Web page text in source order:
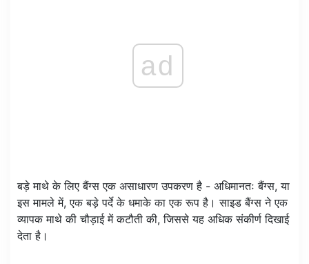
ad
बड़े माथे के लिए बैंग्स एक असाधारण उपकरण है - अधिमानतः बैंग्स, या
इस मामले में, एक बड़े पर्दे के धमाके का एक रूप है। साइड बैंग्स ने एक
व्यापक माथे की चौड़ाई में कटौती की, जिससे यह अधिक संकीर्ण दिखाई
देता है।